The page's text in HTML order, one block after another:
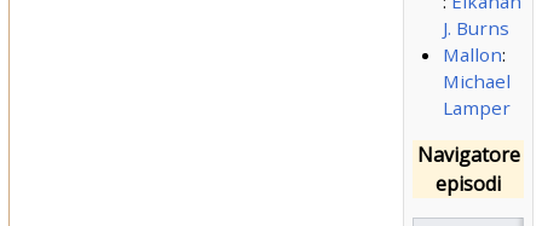
J. Burns
Mallon:
Michael
Lamper
Navigatore
episodi